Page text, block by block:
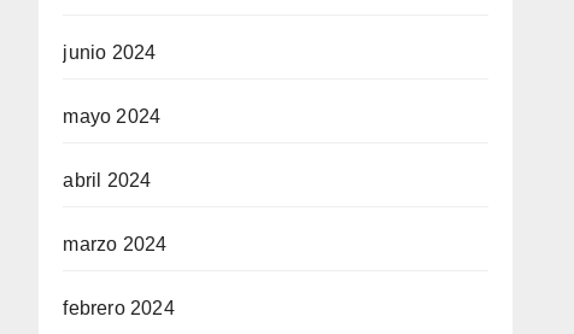
junio 2024
mayo 2024
abril 2024
marzo 2024
febrero 2024